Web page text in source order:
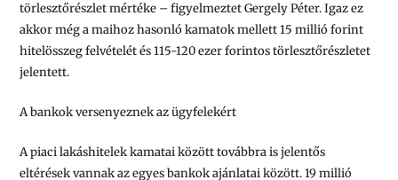
törlesztőrészlet mértéke – figyelmeztet Gergely Péter. Igaz ez
akkor még a maihoz hasonló kamatok mellett 15 millió forint
hitelösszeg felvételét és 115-120 ezer forintos törlesztőrészletet
jelentett.
A bankok versenyeznek az ügyfelekért
A piaci lakáshitelek kamatai között továbbra is jelentős
eltérések vannak az egyes bankok ajánlatai között. 19 millió